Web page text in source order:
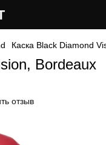
Каска Black Diamond
Bordeaux
отзыв